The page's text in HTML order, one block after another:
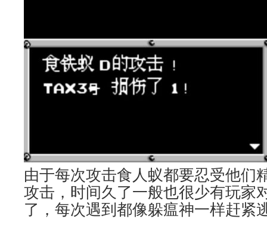
由于每次攻击食人蚁都要忍受他们
攻击，时间久了一般也很少有玩家
了，每次遇到都像躲瘟神一样赶紧